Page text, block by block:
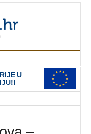
U